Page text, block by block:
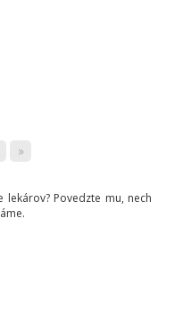
»
Povedzte mu, nech